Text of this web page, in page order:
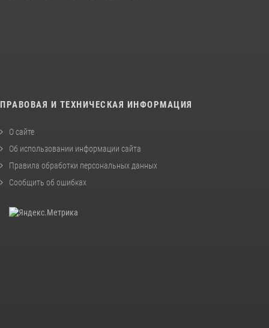
ПРАВОВАЯ И ТЕХНИЧЕСКАЯ ИНФОРМАЦИЯ
О сайте
Об использовании информации сайта
Правила обработки персональных данных
Сообщить об ошибках